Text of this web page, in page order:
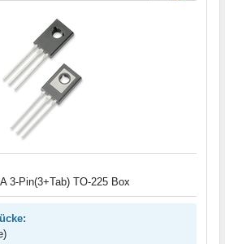
3-Pin(3+Tab) TO-225 Box